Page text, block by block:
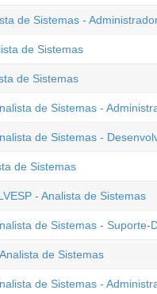
de Sistemas -
de Sistemas
de Sistemas
de Sistemas -
de Sistemas -
de Sistemas
- Analista de Sistemas
de Sistemas - Suporte-
de Sistemas
de Sistemas -